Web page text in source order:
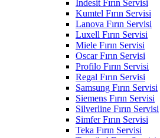
Indesit Fırın Servisi
Kumtel Fırın Servisi
Lanova Fırın Servisi
Luxell Fırın Servisi
Miele Fırın Servisi
Oscar Fırın Servisi
Profilo Fırın Servisi
Regal Fırın Servisi
Samsung Fırın Servisi
Siemens Fırın Servisi
Silverline Fırın Servisi
Simfer Fırın Servisi
Teka Fırın Servisi